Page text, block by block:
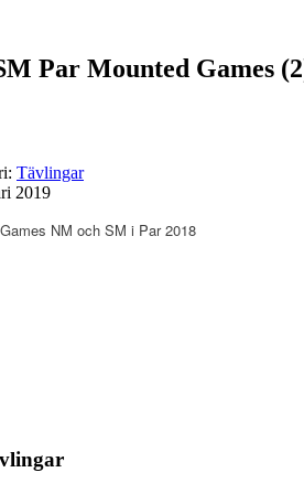
Par Mounted Games
Tävlingar
2019
NM och SM i Par 2018